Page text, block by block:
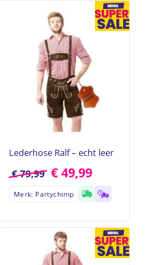
Lederhose Ralf – echt leer
€79,99 €49,99
Merk: Partychimp